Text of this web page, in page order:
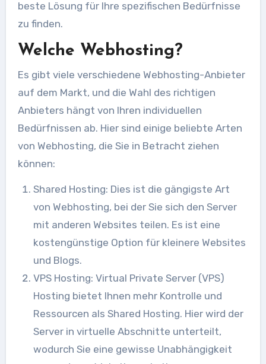
beste Lösung für Ihre spezifischen Bedürfnisse
zu finden.
Welche Webhosting?
Es gibt viele verschiedene Webhosting-Anbieter
auf dem Markt, und die Wahl des richtigen
Anbieters hängt von Ihren individuellen
Bedürfnissen ab. Hier sind einige beliebte Arten
von Webhosting, die Sie in Betracht ziehen
können:
Shared Hosting: Dies ist die gängigste Art
von Webhosting, bei der Sie sich den Server
mit anderen Websites teilen. Es ist eine
kostengünstige Option für kleinere Websites
und Blogs.
VPS Hosting: Virtual Private Server (VPS)
Hosting bietet Ihnen mehr Kontrolle und
Ressourcen als Shared Hosting. Hier wird der
Server in virtuelle Abschnitte unterteilt,
wodurch Sie eine gewisse Unabhängigkeit